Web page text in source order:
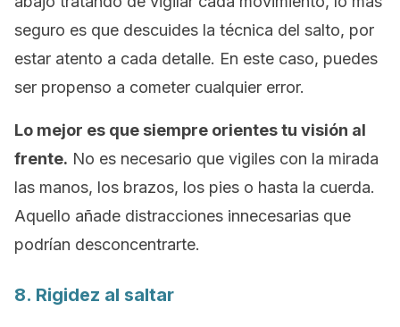
seguro es que descuides la técnica del salto, por
estar atento a cada detalle. En este caso, puedes
ser propenso a cometer cualquier error.
Lo mejor es que siempre orientes tu visión al
frente. No es necesario que vigiles con la mirada
las manos, los brazos, los pies o hasta la cuerda.
Aquello añade distracciones innecesarias que
podrían desconcentrarte.
8. Rigidez al saltar